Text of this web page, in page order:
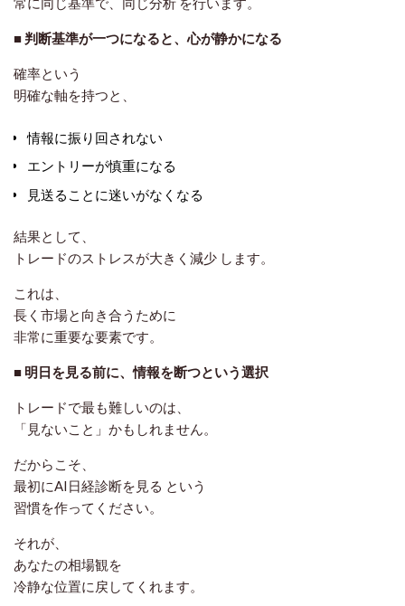
■ 判断基準が一つになると、心が静かになる
確率という
明確な軸を持つと、
情報に振り回されない
エントリーが慎重になる
見送ることに迷いがなくなる
結果として、
トレードのストレスが大きく減少 します。
これは、
長く市場と向き合うために
非常に重要な要素です。
■ 明日を見る前に、情報を断つという選択
トレードで最も難しいのは、
「見ないこと」かもしれません。
だからこそ、
最初にAI日経診断を見る という
習慣を作ってください。
それが、
あなたの相場観を
冷静な位置に戻してくれます。